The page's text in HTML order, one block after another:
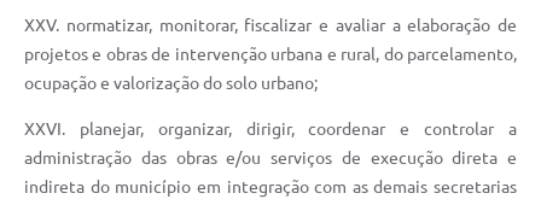
XXV. normatizar, monitorar, fiscalizar e avaliar a elaboração de
projetos e obras de intervenção urbana e rural, do parcelamento,
ocupação e valorização do solo urbano;
XXVI. planejar, organizar, dirigir, coordenar e controlar a
administração das obras e/ou serviços de execução direta e
indireta do município em integração com as demais secretarias